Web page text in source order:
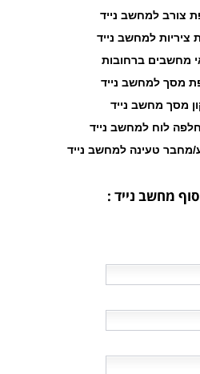
צורב למחשב נייד
ציריות למחשב נייד
מחשבים ברחובות
מסך למחשב נייד
מסך מחשב נייד
לוח למחשב נייד
טעינה למחשב נייד
מחשב נייד :